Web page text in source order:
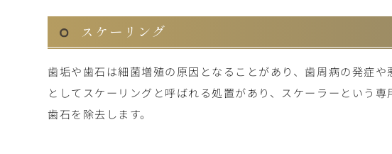
スケーリング
歯垢や歯石は細菌増殖の原因となることがあり、歯周病の発症
としてスケーリングと呼ばれる処置があり、スケーラーという
歯石を除去します。